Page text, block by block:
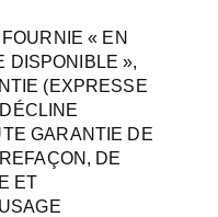
« EN
DISPONIBLE »,
(EXPRESSE
GARANTIE DE
DE
ET